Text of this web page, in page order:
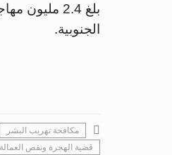
بلغ 2.4
الجنوبية.
مكافحة تهريب البشر
قضية الهجرة ونقص العمالة